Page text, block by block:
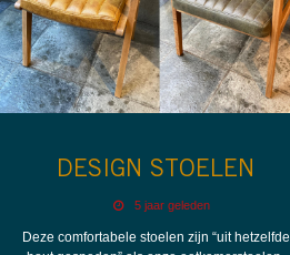
DESIGN STOELEN
5 jaar geleden
Deze comfortabele stoelen zijn “uit hetzelfde